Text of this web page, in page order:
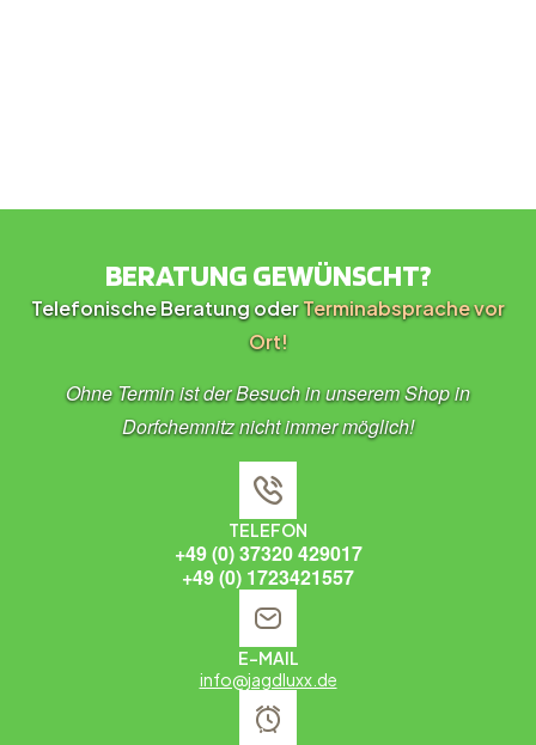
BERATUNG GEWÜNSCHT?
Telefonische Beratung oderTerminabsprache vor
Ort!
Ohne Termin ist der Besuch in unserem Shop in
Dorfchemnitz nicht immer möglich!
TELEFON
+49 (0) 37320 429017
+49 (0) 1723421557
E-MAIL
info@jagdluxx.de